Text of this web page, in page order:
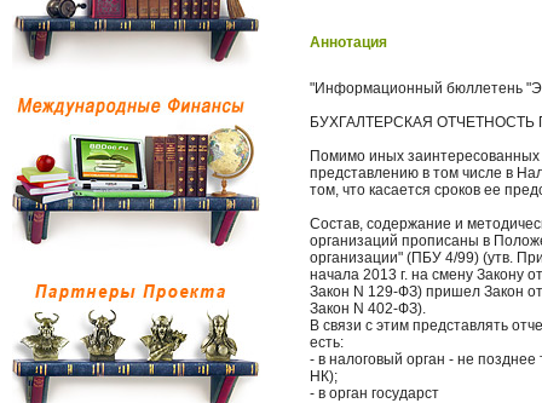
Аннотация
"Информационный бюллетень
БУХГАЛТЕРСКАЯ
Помимо иных заинтересованных
представлению в том числе в
том, что касается сроков ее
Состав, содержание и
организаций прописаны в
организации" (ПБУ 4/99) (утв.
начала 2013 г. на смену Закону
Закон N 129-ФЗ) пришел Закон
Закон N 402-ФЗ).
В связи с этим представлять
есть:
- в налоговый орган - не позднее
НК);
- в орган государст